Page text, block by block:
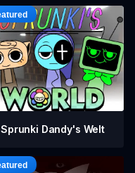
Sprunki Dandy's Welt